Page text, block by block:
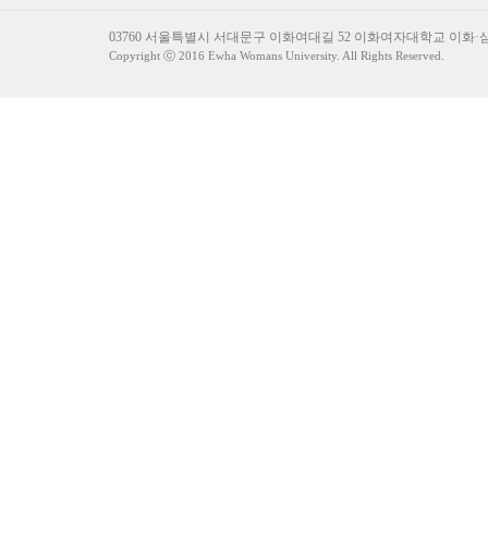
03760 서울특별시 서대문구 이화여대길 52 이화여자대학교 이화
Copyright ⓒ 2016 Ewha Womans University. All Rights Reserved.